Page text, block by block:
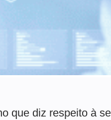
que diz respeito à